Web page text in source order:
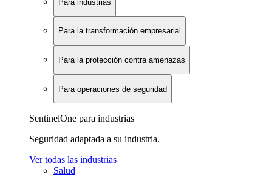
Para industrias
Para la transformación empresarial
Para la protección contra amenazas
Para operaciones de seguridad
SentinelOne para industrias
Seguridad adaptada a su industria.
Ver todas las industrias
Salud